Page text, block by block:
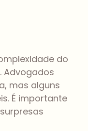
do
Advogados
mas alguns
É importante